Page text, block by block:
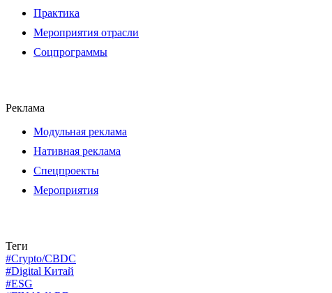
Практика
Мероприятия отрасли
Соцпрограммы
Реклама
Модульная реклама
Нативная реклама
Спецпроекты
Мероприятия
Теги
#Crypto/CBDC
#Digital Китай
#ESG